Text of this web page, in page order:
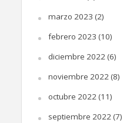
marzo 2023 (2)
febrero 2023 (10)
diciembre 2022(6)
noviembre 2022(8)
octubre 2022(11)
septiembre 2022(7)